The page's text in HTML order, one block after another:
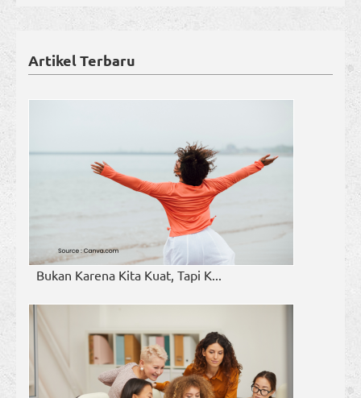
Artikel Terbaru
Bukan Karena Kita Kuat, Tapi K...